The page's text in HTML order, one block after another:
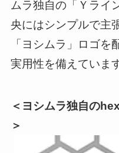
ムラ独自の「Ｙライ
央にはシンプルで主
「ヨシムラ」ロゴを
実用性を備えていま
＜ヨシムラ独自の
＞